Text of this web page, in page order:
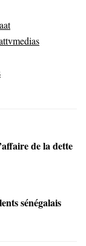
de la dette
sénégalais